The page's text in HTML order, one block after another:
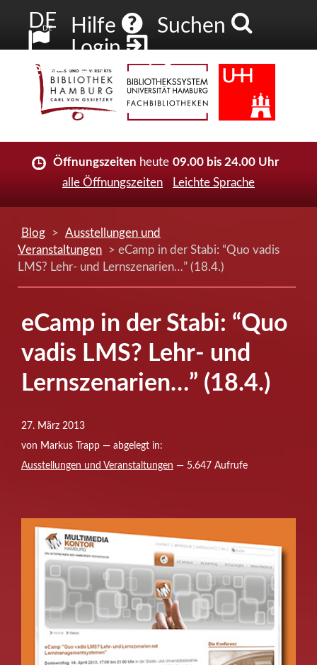
DE
DE Hilfe
Suchen
Login
Neuer Account
Öffnungszeiten heute 09.00 bis 24.00 Uhr
alle Öffnungszeiten
Leichte Sprache
Blog > Ausstellungen und
Veranstaltungen
> eCamp in der Stabi: “Quo vadis
LMS? Lehr- und Lernszenarien…” (18.4.)
eCamp in der Stabi: “Quo
vadis LMS? Lehr- und
Lernszenarien…” (18.4.)
27. März 2013
von Markus Trapp — abgelegt in:
Ausstellungen und Veranstaltungen — 5.647 Aufrufe